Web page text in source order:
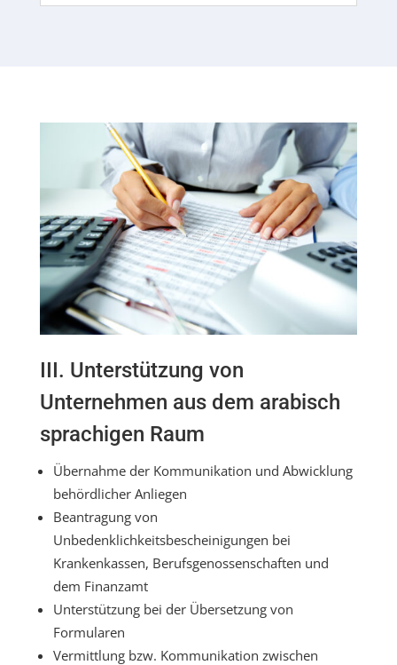
III. Unterstützung von
Unternehmen aus dem arabisch
sprachigen Raum
Übernahme der Kommunikation und Abwicklung
behördlicher Anliegen
Beantragung von
Unbedenklichkeitsbescheinigungen bei
Krankenkassen, Berufsgenossenschaften und
dem Finanzamt
Unterstützung bei der Übersetzung von
Formularen
Vermittlung bzw. Kommunikation zwischen